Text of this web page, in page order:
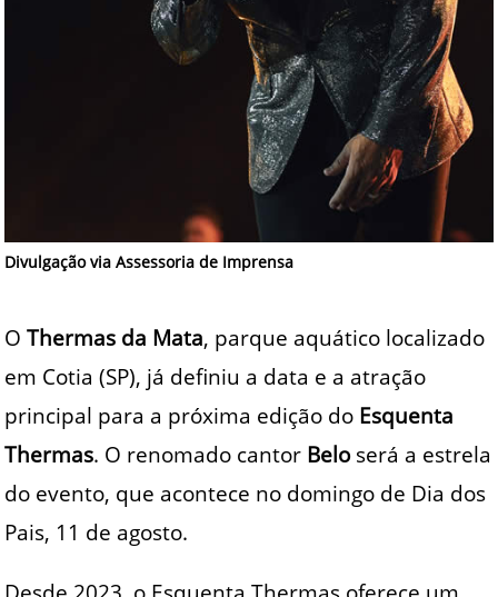
Divulgação via Assessoria de Imprensa
OThermas da Mata, parque aquático localizado
em Cotia (SP), já definiu a data e a atração
principal para a próxima edição do Esquenta
Thermas. O renomado cantor Beloserá a estrela
do evento, que acontece no domingo de Dia dos
Pais, 11 de agosto.